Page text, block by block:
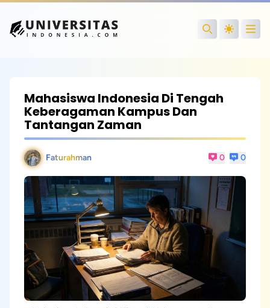
Search
Mahasiswa Indonesia Di Tengah
Keberagaman Kampus Dan
Tantangan Zaman
Faturahman 0 0